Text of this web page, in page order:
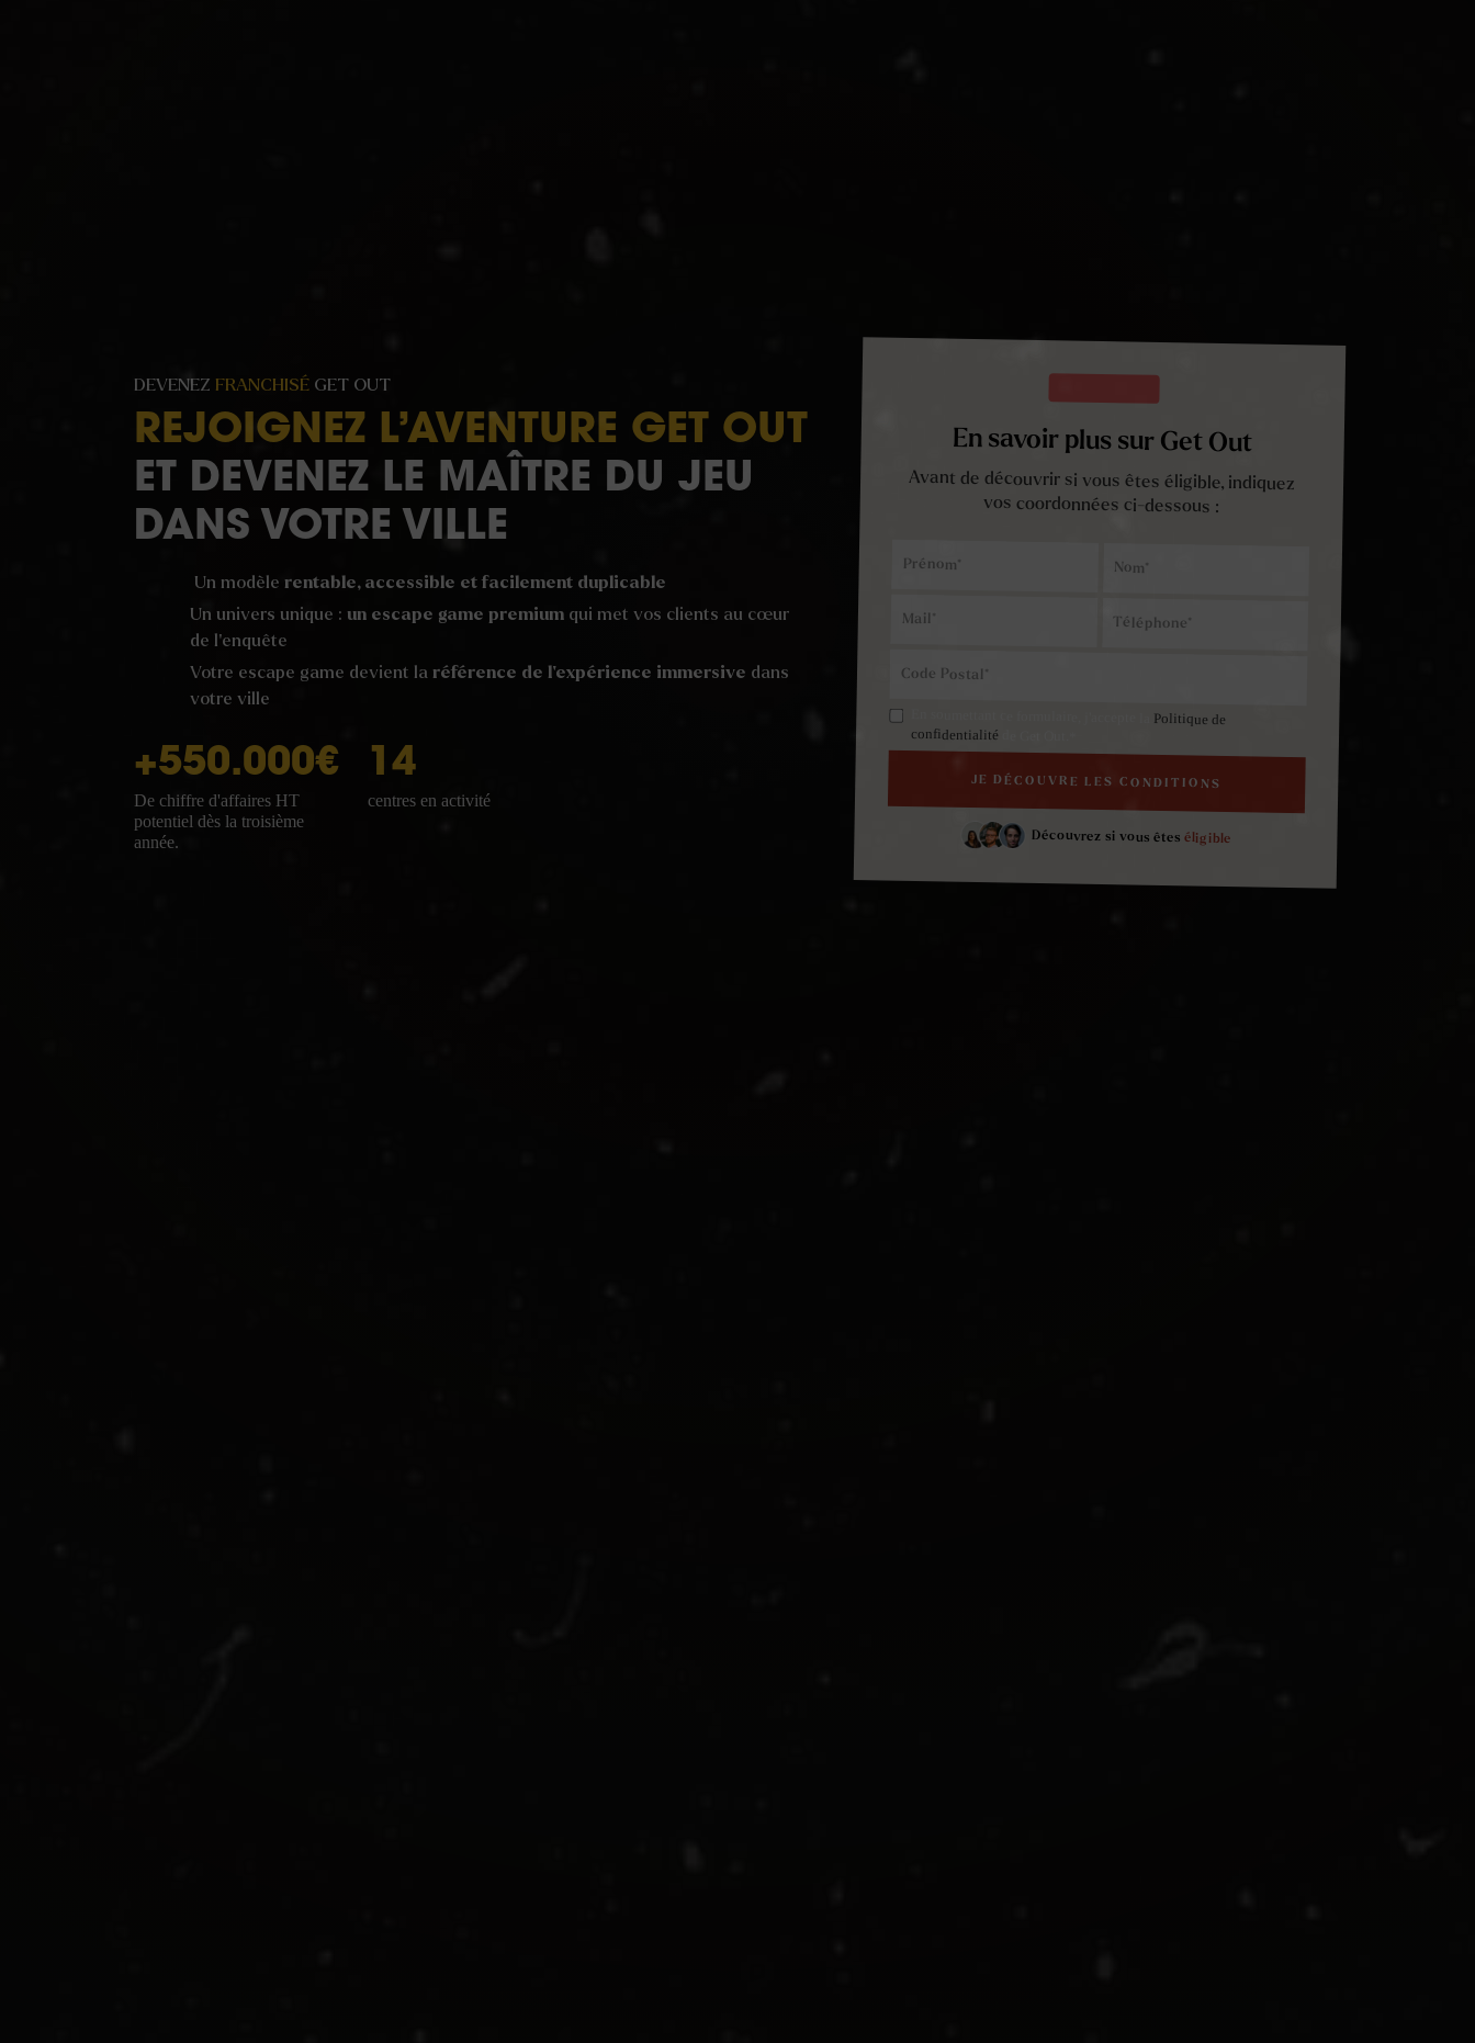
DEVENEZ FRANCHISÉ GET OUT
REJOIGNEZ L’AVENTURE GET OUT
ET DEVENEZ LE MAÎTRE DU JEU
DANS VOTRE VILLE
Un modèle rentable, accessible et facilement duplicable
Un univers unique : un escape game premiumqui met vos clients au cœur
de l’enquête
Votre escape game devient la référence de l’expérience immersive dans
votre ville
+550.000€
De chiffre d'affaires HT
potentiel dès la troisième
année.
14
centres en activité
En savoir plus sur Get Out
Avant de découvrir si vous êtes éligible, indiquez
vos coordonnées ci-dessous :
Politique de
confidentialité
Découvrez si vous êteséligible